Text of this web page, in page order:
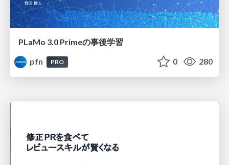
PLaMo 3.0 Primeの事後学習
pfn
PRO 0 280